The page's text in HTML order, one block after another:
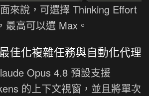
來說，可選擇 Thinking Effort
最高可以選 Max。
佳化複雜任務與自動化代理
Opus 4.8 預設支援
的上下文視窗，並且將單次